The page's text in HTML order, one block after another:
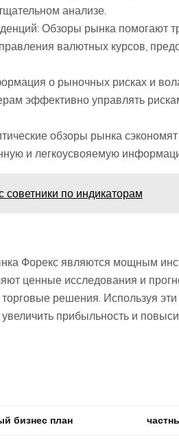
анализе.
Обзоры рынка помогают
валютных курсов,
о рыночных рисках и
эффективно управлять
обзоры рынка
и легкоусвояемую
советники по индикаторам
Форекс являются мощным
ценные исследования и
решения. Используя
прибыльность и
бизнес план